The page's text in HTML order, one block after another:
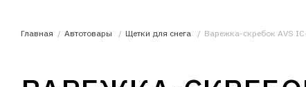
Главная Автотовары Щетки для снега Варежка-скребок AVS